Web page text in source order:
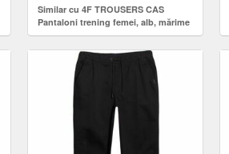
Similar cu 4F TROUSERS CAS
Pantaloni trening femei, alb, mărime